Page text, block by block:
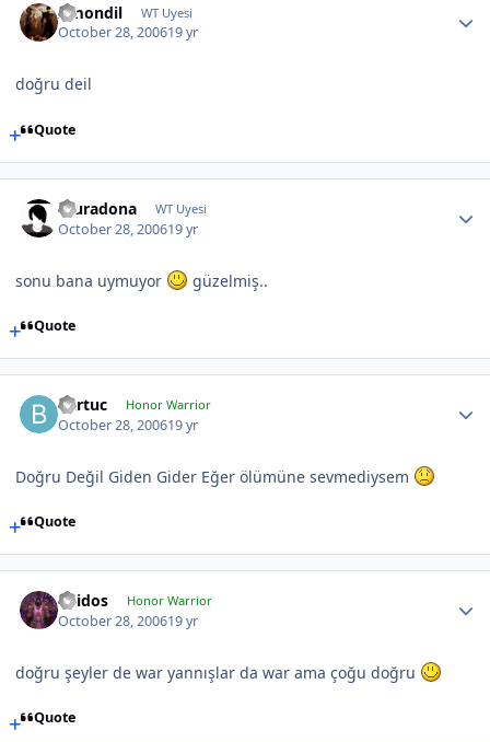
Amondil WT Uyesi
October 28, 200619 yr
doğru deil
Quote
muradona WT Uyesi
October 28, 200619 yr
sonu bana uymuyor güzelmiş..
Quote
Bartuc Honor Warrior
October 28, 200619 yr
Doğru Değil Giden Gider Eğer ölümüne sevmediysem
Quote
Thidos Honor Warrior
October 28, 200619 yr
doğru şeyler de war yannışlar da war ama çoğu doğru
Quote